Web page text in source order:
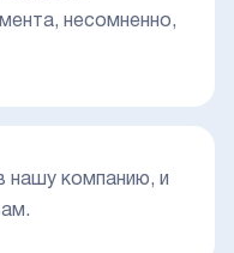
несомненно,
нашу компанию, и